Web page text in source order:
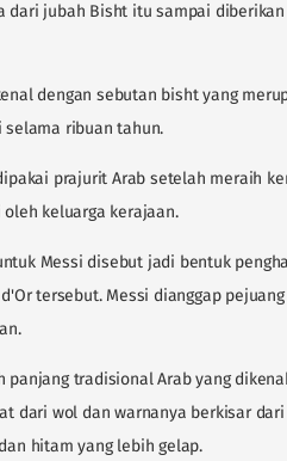
dari jubah Bisht itu sampai
dengan sebutan bisht yang
ribuan tahun.
prajurit Arab setelah meraih
keluarga kerajaan.
Messi disebut jadi bentuk
tersebut. Messi dianggap
panjang tradisional Arab yang
dari wol dan warnanya berkisar
hitam yang lebih gelap.